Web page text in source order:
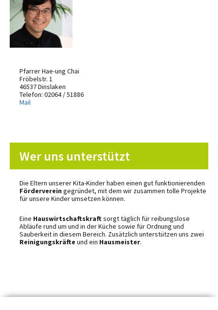
Pfarrer Hae-ung Chai
Fröbelstr. 1
46537 Dinslaken
Telefon: 02064 / 51886
Mail
Wer uns unterstützt
Die Eltern unserer Kita-Kinder haben einen gut funktionierenden
Förderverein gegründet, mit dem wir zusammen tolle Projekte
für unsere Kinder umsetzen können.
Eine Hauswirtschaftskraft sorgt täglich für reibungslose
Abläufe rund um und in der Küche sowie für Ordnung und
Sauberkeit in diesem Bereich. Zusätzlich unterstützen uns zwei
Reinigungskräfte und ein Hausmeister.